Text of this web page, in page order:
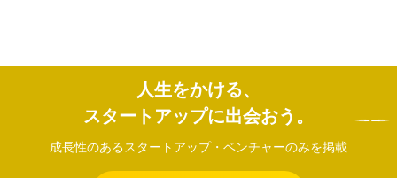
人生をかける、
スタートアップに出会おう。
成長性のあるスタートアップ・ベンチャーのみを掲載